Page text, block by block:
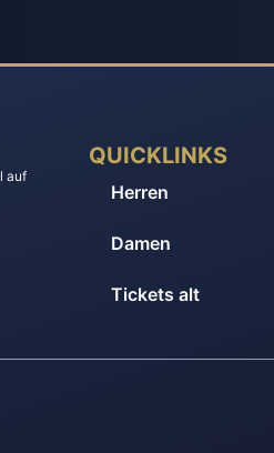
auf
QUICKLINKS
Herren
Damen
Tickets alt